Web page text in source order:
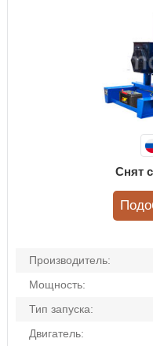
Производитель:
Мощность:
Тип запуска:
Двигатель:
Снят